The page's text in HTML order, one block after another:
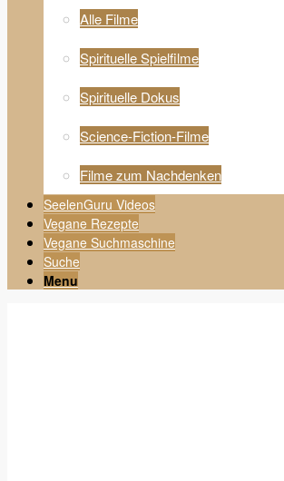
Alle Filme
Spirituelle Spielfilme
Spirituelle Dokus
Science-Fiction-Filme
Filme zum Nachdenken
SeelenGuru Videos
Vegane Rezepte
Vegane Suchmaschine
Suche
Menu